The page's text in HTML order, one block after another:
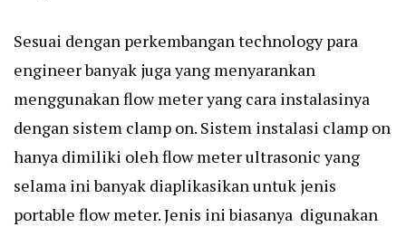
Sesuai dengan perkembangan technology para
engineer banyak juga yang menyarankan
menggunakan flow meter yang cara instalasinya
dengan sistem clamp on. Sistem instalasi clamp on
hanya dimiliki oleh flow meter ultrasonic yang
selama ini banyak diaplikasikan untuk jenis
portable flow meter. Jenis ini biasanya digunakan